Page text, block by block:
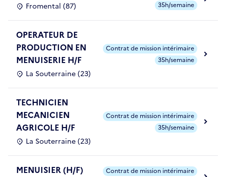
Fromental (87)
35h/semaine
OPERATEUR DE
PRODUCTION EN
MENUISERIE H/F
La Souterraine (23)
Contrat de mission intérimaire
35h/semaine
TECHNICIEN
MECANICIEN
AGRICOLE H/F
La Souterraine (23)
Contrat de mission intérimaire
35h/semaine
MENUISIER (H/F)
Contrat de mission intérimaire